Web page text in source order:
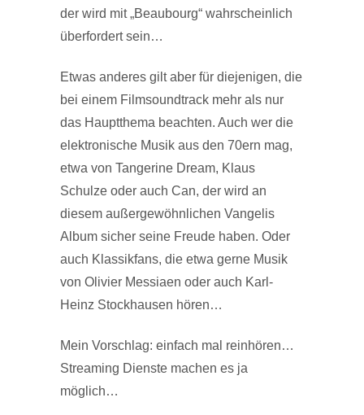
der wird mit „Beaubourg“ wahrscheinlich
überfordert sein…
Etwas anderes gilt aber für diejenigen, die
bei einem Filmsoundtrack mehr als nur
das Hauptthema beachten. Auch wer die
elektronische Musik aus den 70ern mag,
etwa von Tangerine Dream, Klaus
Schulze oder auch Can, der wird an
diesem außergewöhnlichen Vangelis
Album sicher seine Freude haben. Oder
auch Klassikfans, die etwa gerne Musik
von Olivier Messiaen oder auch Karl-
Heinz Stockhausen hören…
Mein Vorschlag: einfach mal reinhören…
Streaming Dienste machen es ja
möglich…